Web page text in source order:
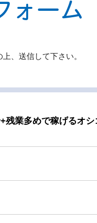
ォーム
、 送信して下さい。